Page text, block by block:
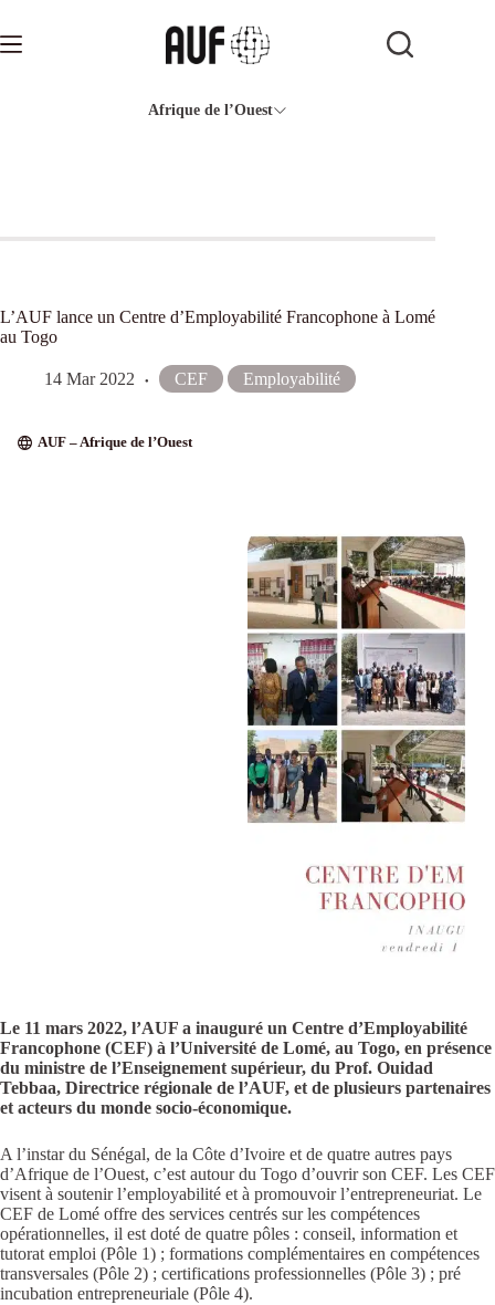
contenu
Afrique de l’Ouest
L’AUF lance un Centre d’Employabilité Francophone à Lomé
au Togo
14 Mar 2022 CEF Employabilité
AUF – Afrique de l’Ouest
Le 11 mars 2022, l’AUF a inauguré un Centre d’Employabilité
Francophone (CEF) à l’Université de Lomé, au Togo, en présence
du ministre de l’Enseignement supérieur, du Prof. Ouidad
Tebbaa, Directrice régionale de l’AUF, et de plusieurs partenaires
et acteurs du monde socio-économique.
A l’instar du Sénégal, de la Côte d’Ivoire et de quatre autres pays
d’Afrique de l’Ouest, c’est autour du Togo d’ouvrir son CEF. Les CEF
visent à soutenir l’employabilité et à promouvoir l’entrepreneuriat. Le
CEF de Lomé offre des services centrés sur les compétences
opérationnelles, il est doté de quatre pôles : conseil, information et
tutorat emploi (Pôle 1) ; formations complémentaires en compétences
transversales (Pôle 2) ; certifications professionnelles (Pôle 3) ; pré
incubation entrepreneuriale (Pôle 4).